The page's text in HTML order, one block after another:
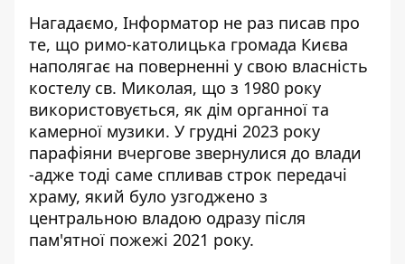
Нагадаємо, Інформатор не раз писав про
те, що римо-католицька громада Києва
наполягає на поверненні у свою власність
костелу св. Миколая, що з 1980 року
використовується, як дім органної та
камерної музики. У грудні 2023 року
парафіяни вчергове звернулися до влади
-адже тоді саме спливав строк передачі
храму, який було узгоджено з
центральною владою одразу після
пам'ятної пожежі 2021 року.